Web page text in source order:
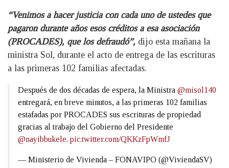
“Venimos a hacer justicia con cada uno de ustedes que
pagaron durante años esos créditos a esa asociación
(PROCADES), que los defraudó”, dijo esta mañana la
ministra Sol, durante el acto de entrega de las escrituras
a las primeras 102 familias afectadas.
Después de dos décadas de espera, la Ministra @misol140
entregará, en breve minutos, a las primeras 102 familias
estafadas por PROCADES sus escrituras de propiedad
gracias al trabajo del Gobierno del Presidente
@nayibbukele. pic.twitter.com/QKKzFpWmfJ
— Ministerio de Vivienda – FONAVIPO (@ViviendaSV)